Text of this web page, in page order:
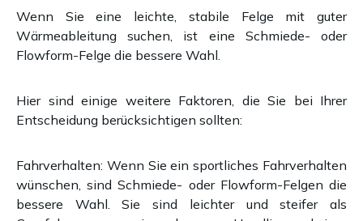
Wenn Sie eine leichte, stabile Felge mit guter
Wärmeableitung suchen, ist eine Schmiede- oder
Flowform-Felge die bessere Wahl.
Hier sind einige weitere Faktoren, die Sie bei Ihrer
Entscheidung berücksichtigen sollten:
Fahrverhalten: Wenn Sie ein sportliches Fahrverhalten
wünschen, sind Schmiede- oder Flowform-Felgen die
bessere Wahl. Sie sind leichter und steifer als